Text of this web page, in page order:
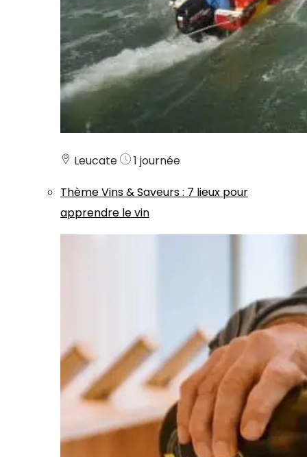
Leucate
1 journée
ThèmeVins & Saveurs: 7 lieux pour
apprendre le vin